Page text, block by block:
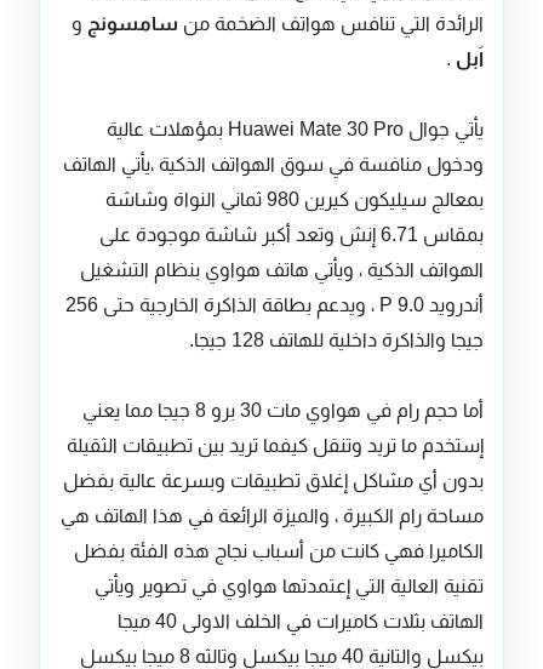
الرائدة التي تنافس هواتف الضخمة من سامسونج و
اَبل .
يأتي جوال Huawei Mate 30 Pro بمؤهلات عالية
ودخول منافسة في سوق الهواتف الذكية ،يأتي الهاتف
بمعالج سيليكون كيرين 980 ثماني النواة وشاشة
بمقاس 6.71 إنش وتعد أكبر شاشة موجودة على
الهواتف الذكية ، ويأتي هاتف هواوي بنظام التشغيل
أندرويد 9.0 P ، ويدعم بطاقة الذاكرة الخارجية حتى 256
جيجا والذاكرة داخلية للهاتف 128 جيجا.
أما حجم رام في هواوي مات 30 برو 8 جيجا مما يعني
إستخدم ما تريد وتنقل كيفما تريد بين تطبيقات الثقيلة
بدون أي مشاكل إغلاق تطبيقات وبسرعة عالية بفضل
مساحة رام الكبيرة ، والميزة الرائعة في هذا الهاتف هي
الكاميرا فهي كانت من أسباب نجاج هذه الفئة بفضل
تقنية العالية التي إعتمدتها هواوي في تصوير ويأتي
الهاتف بثلات كاميرات في الخلف الاولى 40 ميجا
بيكسل والتانية 40 ميجا بيكسل وتالثه 8 ميجا بيكسل